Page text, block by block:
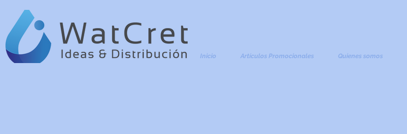
Inicio Artículos Promocionales Quienes somos